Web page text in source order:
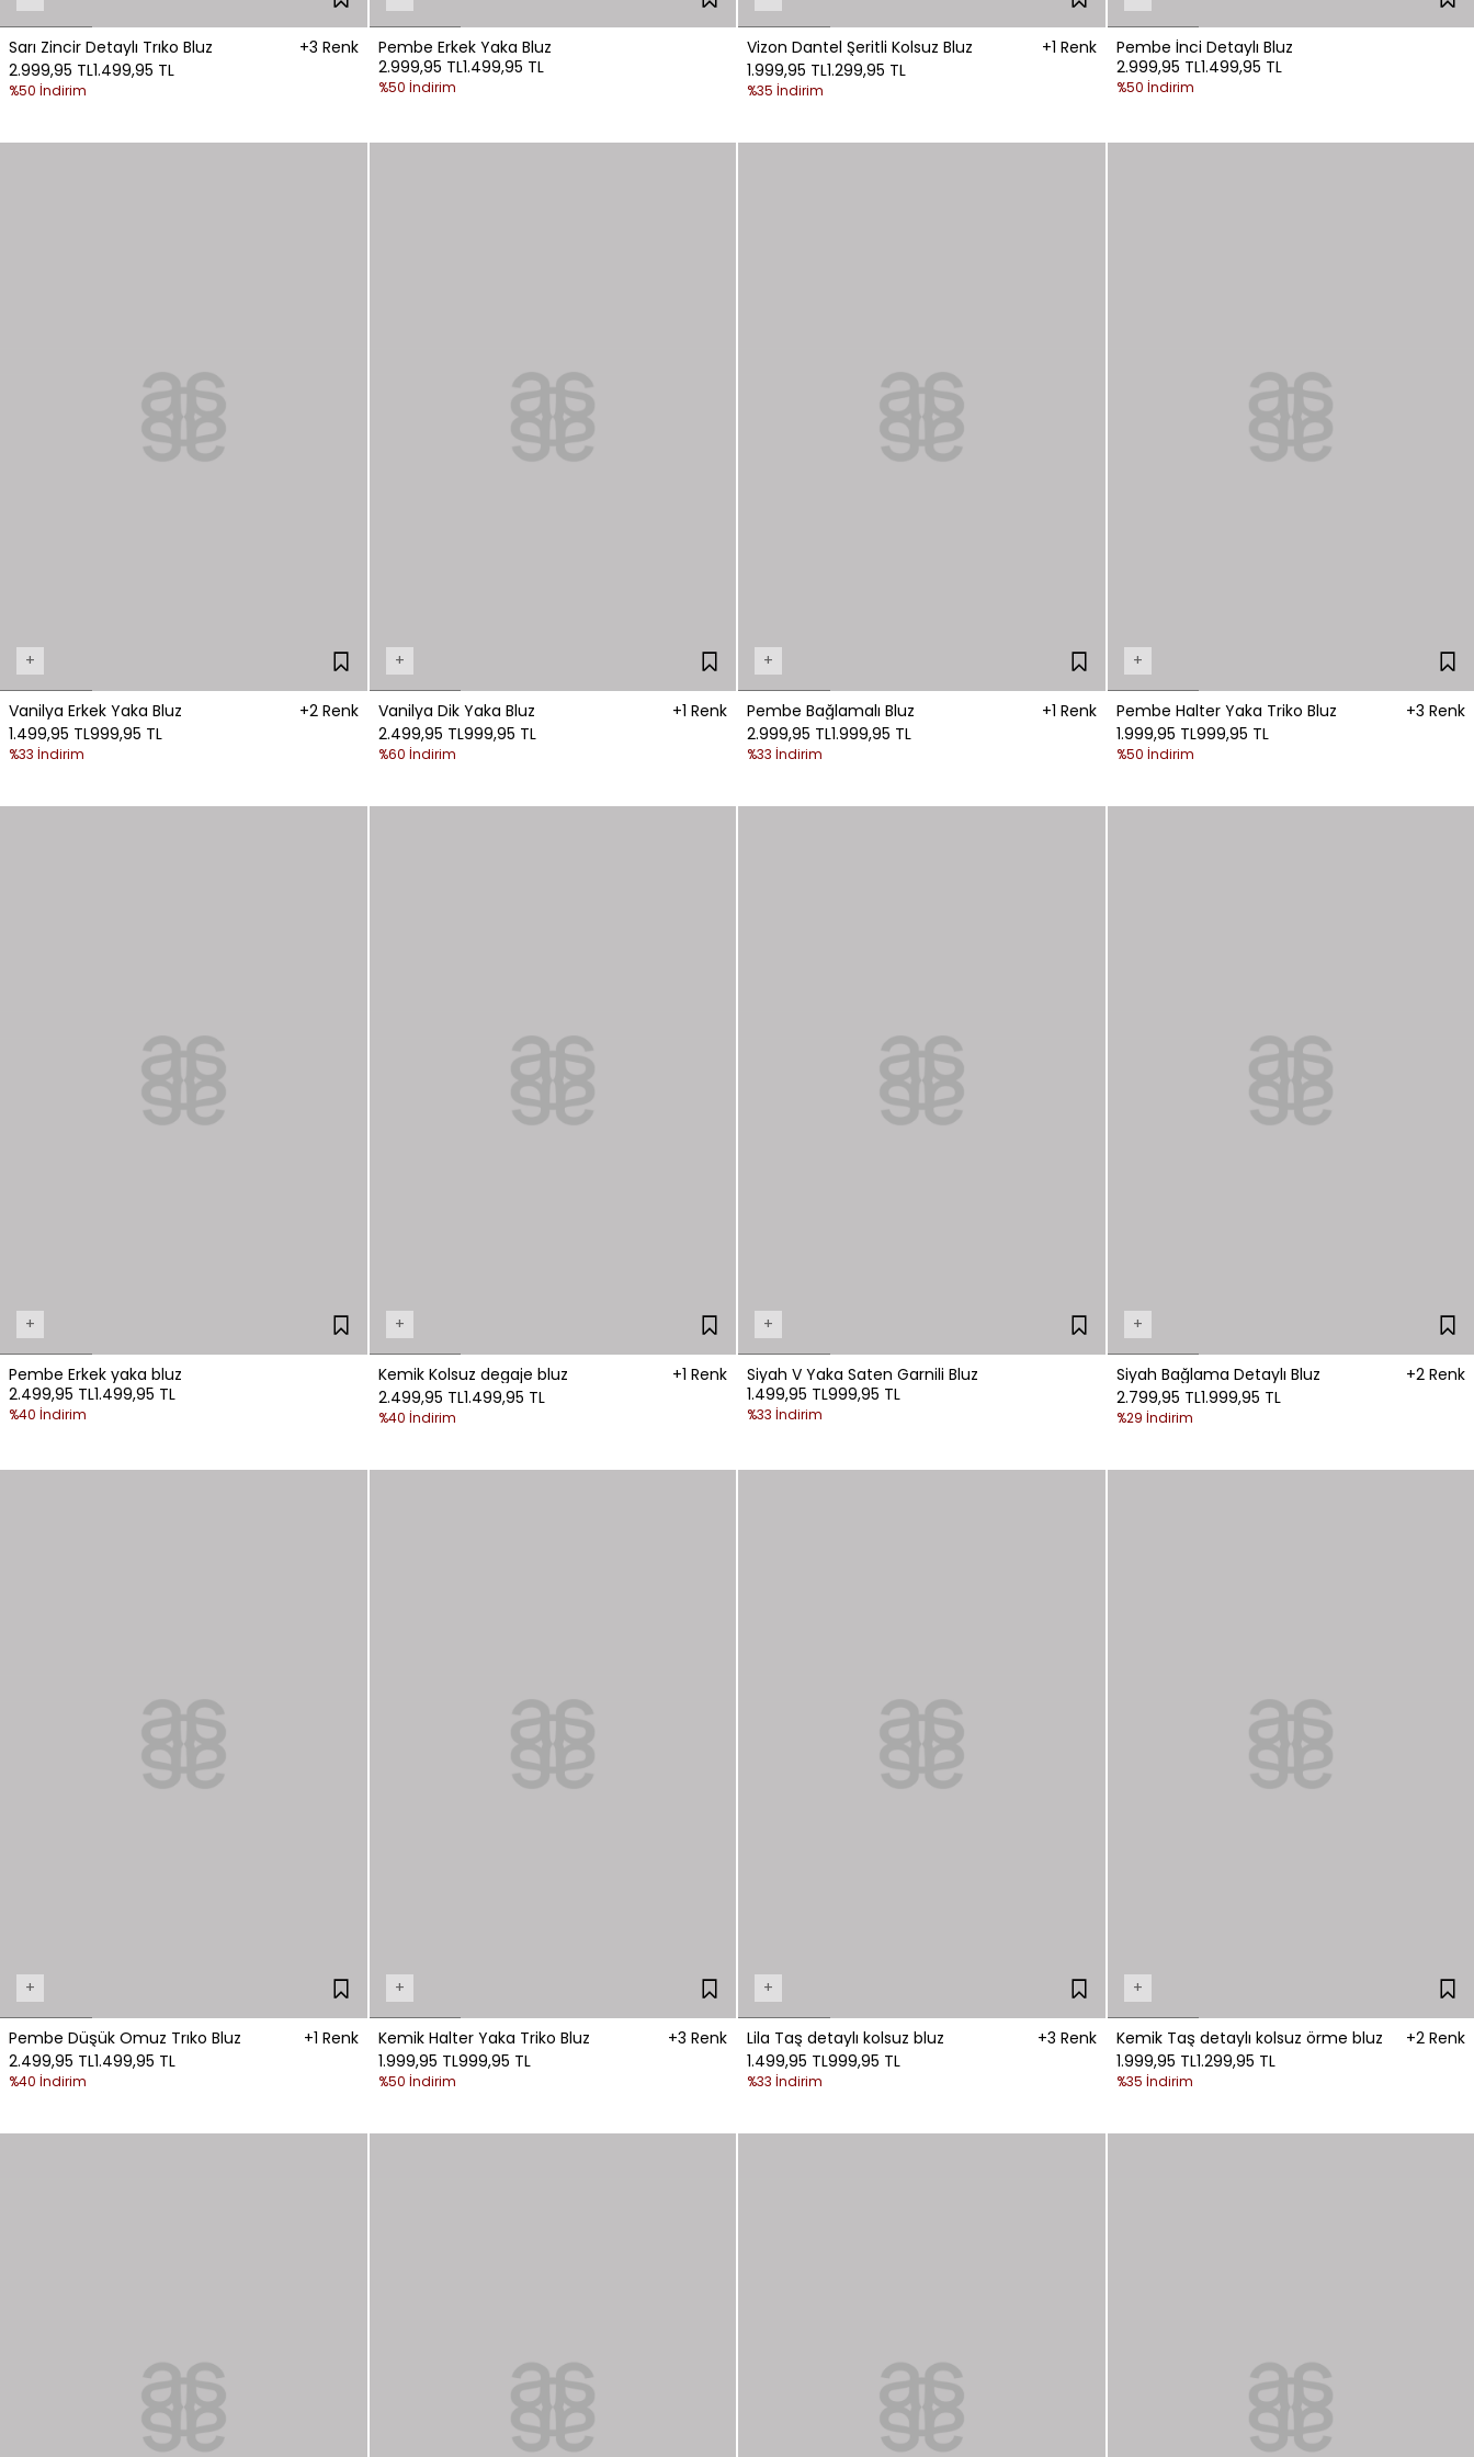
Sarı Zincir Detaylı Trıko Bluz
+3 Renk
2.999,95 TL1.499,95 TL
%50 İndirim
Pembe Erkek Yaka Bluz
2.999,95 TL1.499,95 TL
%50 İndirim
Vizon Dantel Şeritli Kolsuz Bluz
+1 Renk
1.999,95 TL1.299,95 TL
%35 İndirim
Pembe İnci Detaylı Bluz
2.999,95 TL1.499,95 TL
%50 İndirim
+
Vanilya Erkek Yaka Bluz
+2 Renk
1.499,95 TL999,95 TL
%33 İndirim
+
Vanilya Dik Yaka Bluz
+1 Renk
2.499,95 TL999,95 TL
%60 İndirim
+
Pembe Bağlamalı Bluz
+1 Renk
2.999,95 TL1.999,95 TL
%33 İndirim
+
Pembe Halter Yaka Triko Bluz
+3 Renk
1.999,95 TL999,95 TL
%50 İndirim
+
Pembe Erkek yaka bluz
2.499,95 TL1.499,95 TL
%40 İndirim
+
Kemik Kolsuz degaje bluz
+1 Renk
2.499,95 TL1.499,95 TL
%40 İndirim
+
Siyah V Yaka Saten Garnili Bluz
1.499,95 TL999,95 TL
%33 İndirim
+
Siyah Bağlama Detaylı Bluz
+2 Renk
2.799,95 TL1.999,95 TL
%29 İndirim
+
Pembe Düşük Omuz Trıko Bluz
+1 Renk
2.499,95 TL1.499,95 TL
%40 İndirim
+
Kemik Halter Yaka Triko Bluz
+3 Renk
1.999,95 TL999,95 TL
%50 İndirim
+
Lila Taş detaylı kolsuz bluz
+3 Renk
1.499,95 TL999,95 TL
%33 İndirim
+
Kemik Taş detaylı kolsuz örme bluz
+2 Renk
1.999,95 TL1.299,95 TL
%35 İndirim